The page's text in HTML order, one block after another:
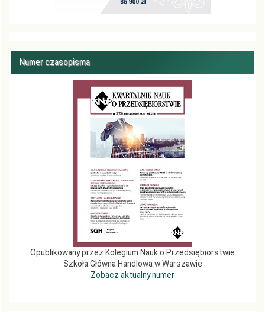
Numer czasopisma
Opublikowany przez Kolegium Nauk o Przedsiębiorstwie
Szkoła Główna Handlowa w Warszawie
Zobacz aktualny numer